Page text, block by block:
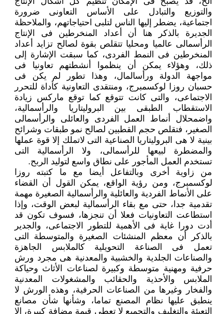
والتوزيع والتبادل على الأساس التعاونى ضرورة
اجتماعية، يضطر إليها الناس لتلبى احتياجاتهم، والملاحظة
الجديرة بالذكر هنا أن أعداد المنخرطين فى الإنتاج
الرأسمالى عالميا ومحليا تتقلص بقوة لصالح تزايد أعداد
المنخرطين فى النمط الفردى، كما سبقت الإشارة إلى
ذلك، وهؤلاء يمكن أن ينظموا أنشطتهم تعاونيا فى
مواجهة الدولة ورأسالمال، وهذا تطور لم يكن فى
حسبان روزا لوكسمبرج، ومنتقدى التعاونية كأداة للتحرر
الاجتماعى، والتى كانت تتوقع كما توقع ماركس زيادة
الاستقطاب الطبقى بين البروليتاريا والرأسمالية،
واضمحلال أنماط العمل الفردى والعائلى والرأسمالى
الصغير، فتقلص حجم القطبين لصالح نمو طبقات وشرائح
بينية لا هى البروليتاريا الصناعية التى لاتملك إلا قوة عملها
والمضطرة لبيعها للرأسمالى، ولا الرأسمالية التى
تستخدم العمل المأجور على نطاق واسع لتوليد الربح.
من زاوية أخرى وبالتفاعل أيضا مع ما كتبته روزا
لوكسمبرج، ومن رؤية الواقع، يمكن القول أن القضاء
على الأنماط الفردية والعائلية والرأسمالية الصغيرة مهمة
تقدمية جدا، حتى مع بقاء الرأسمالية لبعض الوقت، وإذا
استطاعت التعاونيات فعلا أن تنجزها، فسوف تكون قد
أدت دورا غاية فى الأهمية للتطور الاجتماعى، والجدير
بالذكر أن معظم المنشئات الصغيرة والمتوسطة التى
تعمل فى الصناعة التحويلية كالملابس الجاهزة
والصناعات الجلدية والخشبية والمعدنية هى مجرد ورش
حرفية ومهنية متوسطة وكبيرة لصناعات الأثاث وحياكة
الملابس والأحذية والحقائب والمشغولات المعدنية
والفخار وغيرها من الصناعات الحرفية، وهذه الورش لا
ينطبق عليها نظام المصنع تماما، وشأنها شأن مصانع
التعبئة والتغليف والتجميع لا تعطى قيمة مضافة كبيرة، إلا